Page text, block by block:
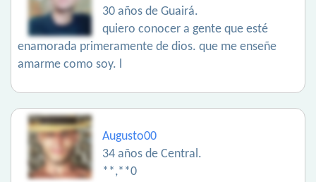
30 años de Guairá.
quiero conocer a gente que esté
enamorada primeramente de dios. que me enseñe
amarme como soy. l
Augusto00
34 años de Central.
**,**0